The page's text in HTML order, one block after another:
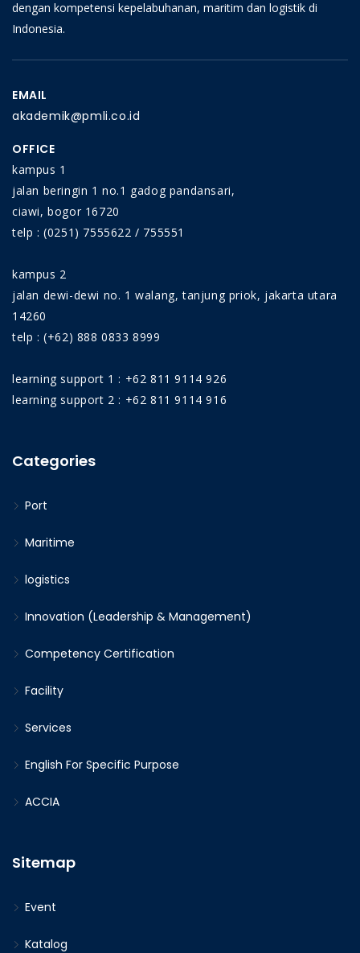
menghindari terjadikan kecelakaan. Kompetensi
memberikan keamanan bagi lingkungan kerja dan
dengan kompetensi kepelabuhanan, maritim dan logistik di
Indonesia.
EMAIL
akademik@pmli.co.id
OFFICE
kampus 1
jalan beringin 1 no.1 gadog pandansari,
ciawi, bogor 16720
telp : (0251) 7555622 / 755551
kampus 2
jalan dewi-dewi no. 1 walang, tanjung priok, jakarta utara
14260
telp : (+62) 888 0833 8999
learning support 1 : +62 811 9114 926
learning support 2 : +62 811 9114 916
Categories
Port
Maritime
logistics
Innovation (Leadership & Management)
Competency Certification
Facility
Services
English For Specific Purpose
ACCIA
Sitemap
Event
Katalog